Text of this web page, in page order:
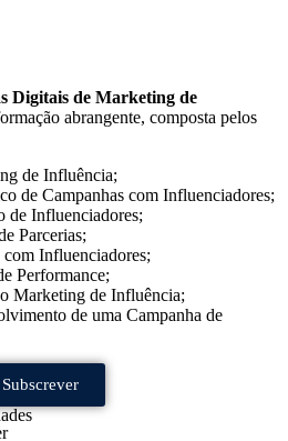
Digitais de Marketing de
abrangente, composta pelos
de Influência;
de Campanhas com Influenciadores;
de Influenciadores;
Parcerias;
Influenciadores;
Performance;
Marketing de Influência;
de uma Campanha de
Subscrever